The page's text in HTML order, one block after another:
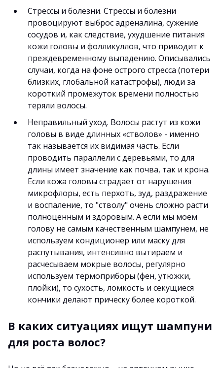
Стрессы и болезни. Стрессы и болезни
провоцируют выброс адреналина, сужение
сосудов и, как следствие, ухудшение питания
кожи головы и фолликуллов, что приводит к
преждевременному выпадению. Описывались
случаи, когда на фоне острого стресса (потери
близких, глобальной катастрофы), люди за
короткий промежуток времени полностью
теряли волосы.
Неправильный уход. Волосы растут из кожи
головы в виде длинных «стволов» - именно
так называется их видимая часть. Если
проводить параллели с деревьями, то для
длины имеет значение как почва, так и крона.
Если кожа головы страдает от нарушения
микрофлоры, есть перхоть, зуд, раздражение
и воспаление, то "стволу" очень сложно расти
полноценным и здоровым. А если мы моем
голову не самым качественным шампунем, не
используем кондиционер или маску для
распутывания, интенсивно вытираем и
расчесываем мокрые волосы, регулярно
используем термоприборы (фен, утюжки,
плойки), то сухость, ломкость и секущиеся
кончики делают прическу более короткой.
В каких ситуациях ищут шампуни
для роста волос?